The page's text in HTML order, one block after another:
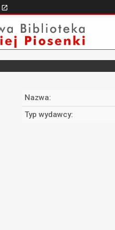
Nazwa:
Typ wydawcy: